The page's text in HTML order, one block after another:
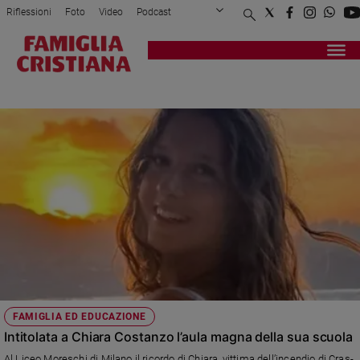
Attualità
e
giustizia
Papa
Papa
Riflessioni Foto Video Podcast
Privacy Policy Chi siamo
Registrati Redazione
FAMIGLIA ED EDUCAZIONE
Intitolata a Chiara Costanzo l’aula magna della sua scuola